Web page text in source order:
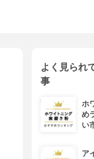
よく見られ
事
ホ
め
い
ア